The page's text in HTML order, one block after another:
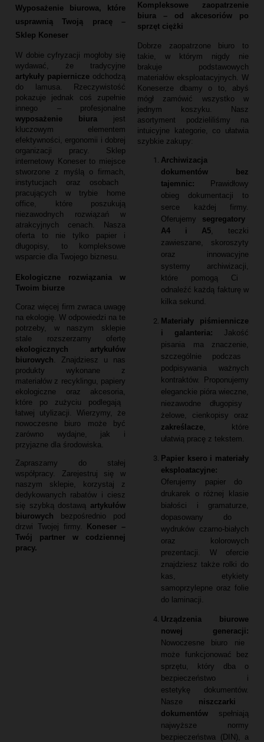
Wyposażenie biurowa, które
usprawnią Twoją pracę –
Sklep Koneser
W dobie cyfryzacji mogłoby się
wydawać,
że tradycyjne
artykuły papiernicze odchodzą
do lamusa. Rzeczywistość
pokazuje jednak coś zupełnie
innego – profesjonalne
wyposażenie biura jest
kluczowym elementem
efektywności, ergonomii i dobrej
organizacji pracy. Sklep
internetowy Koneser to miejsce
stworzone z myślą o firmach,
instytucjach oraz osobach
pracujących w trybie home
office,
które poszukują
niezawodnych rozwiązań w
atrakcyjnych cenach.
Nasza
oferta to nie tylko papier i
długopisy,
to kompleksowe
wsparcie dla Twojego biznesu.
Ekologiczne rozwiązania w
Twoim biurze
Coraz więcej firm zwraca uwagę
na ekologię. W odpowiedzi na te
potrzeby,
w naszym sklepie
stale rozszerzamy ofertę
ekologicznych artykułów
biurowych
Znajdziesz u nas
produkty wykonane z
materiałów z recyklingu,
papiery
ekologiczne oraz akcesoria,
które po zużyciu podlegają
łatwej utylizacji.
Wierzymy,
że
nowoczesne biuro może być
zarówno wydajne,
jak i
przyjazne dla środowiska.
Zapraszamy do stałej
współpracy.
Zarejestruj się w
naszym sklepie,
korzystaj z
dedykowanych rabatów i ciesz
się szybką dostawą artykułów
biurowych bezpośrednio pod
drzwi Twojej firmy.
Koneser –
Twój partner w codziennej
pracy.
Kompleksowe zaopatrzenie
biura – od akcesoriów po
sprzęt ciężki
Dobrze zaopatrzone biuro to
takie,
w którym nigdy nie
brakuje podstawowych
materiałów eksploatacyjnych.
W
Koneserze dbamy o to,
abyś
mógł zamówić wszystko w
jednym koszyku.
Nasz
asortyment podzieliliśmy na
intuicyjne kategorie,
co ułatwia
szybkie zakupy:
Archiwizacja
dokumentów bez
tajemnic: Prawidłowy
obieg dokumentacji to
serce każdej firmy.
Oferujemy segregatory
A4 i A5
teczki
zawieszane,
skoroszyty
oraz innowacyjne
systemy archiwizacji,
które pomogą Ci
odnaleźć każdą fakturę w
kilka sekund.
Materiały piśmiennicze
i galanteria: Jakość
pisania ma znaczenie,
szczególnie podczas
podpisywania ważnych
kontraktów.
Proponujemy
eleganckie pióra wieczne,
niezawodne długopisy
żelowe,
cienkopisy oraz
zakreślacze
które
ułatwią pracę z tekstem.
Papier ksero i materiały
eksploatacyjne:
Oferujemy papier do
drukarek o różnej klasie
białości i gramaturze,
dopasowany do
wydruków czarno-białych
oraz kolorowych
prezentacji.
W ofercie
znajdziesz także rolki do
kas,
etykiety
samoprzylepne oraz folie
do laminacji.
Urządzenia biurowe
nowej generacji:
Nowoczesne biuro nie
może funkcjonować bez
sprzętu,
który dba o
bezpieczeństwo i
estetykę dokumentów.
Nasze niszczarki
dokumentów spełniają
najwyższe normy
bezpieczeństwa (DIN),
a